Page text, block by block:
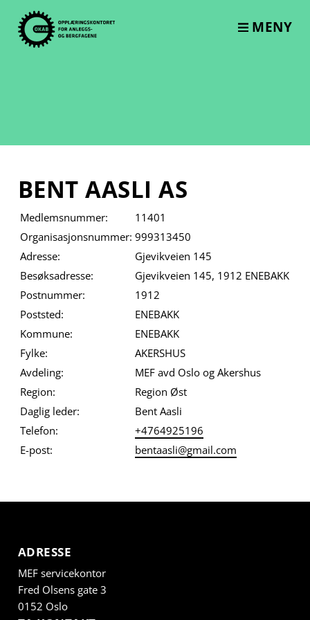
content
MENY
BENT AASLI AS
Medlemsnummer:
11401
Organisasjonsnummer: 999313450
Adresse:
Gjevikveien 145
Besøksadresse:
Gjevikveien 145, 1912 ENEBAKK
Postnummer:
1912
Poststed:
ENEBAKK
Kommune:
ENEBAKK
Fylke:
AKERSHUS
Avdeling:
MEF avd Oslo og Akershus
Region:
Region Øst
Daglig leder:
Bent Aasli
Telefon:
+4764925196
E-post:
bentaasli@gmail.com
ADRESSE
MEF servicekontor
Fred Olsens gate 3
0152 Oslo